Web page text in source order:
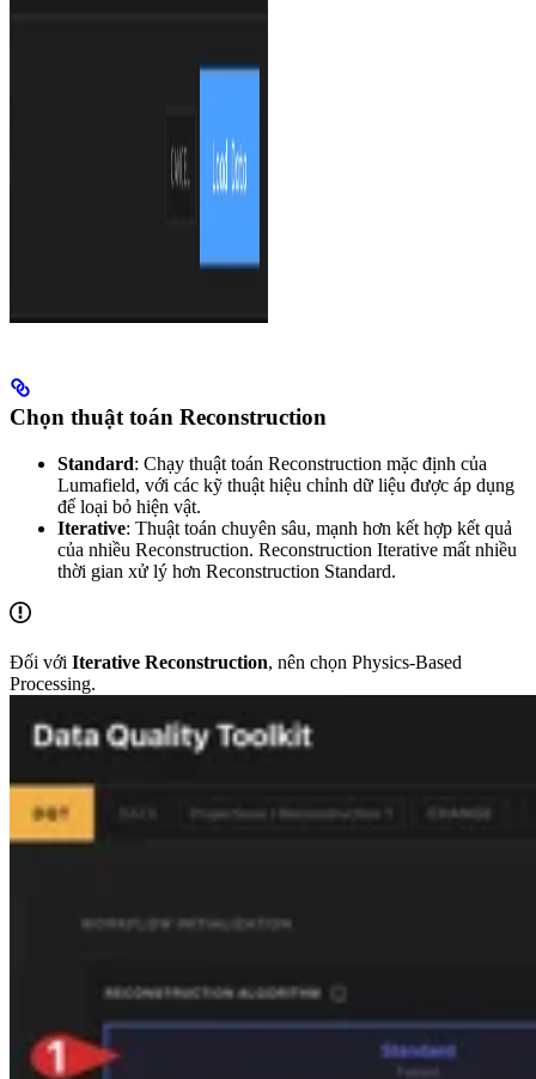
Chọn thuật toán Reconstruction
Standard: Chạy thuật toán Reconstruction mặc định của
Lumafield, với các kỹ thuật hiệu chỉnh dữ liệu được áp dụng
để loại bỏ hiện vật.
Iterative: Thuật toán chuyên sâu, mạnh hơn kết hợp kết quả
của nhiều Reconstruction. Reconstruction Iterative mất nhiều
thời gian xử lý hơn Reconstruction Standard.
Đối với Iterative Reconstruction, nên chọn Physics-Based
Processing.